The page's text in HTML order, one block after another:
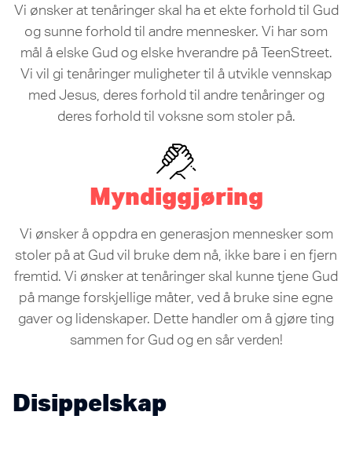
Vi ønsker at tenåringer skal ha et ekte forhold til Gud
og sunne forhold til andre mennesker. Vi har som
mål å elske Gud og elske hverandre på TeenStreet.
Vi vil gi tenåringer muligheter til å utvikle vennskap
med Jesus, deres forhold til andre tenåringer og
deres forhold til voksne som stoler på.
Myndiggjøring
Vi ønsker å oppdra en generasjon mennesker som
stoler på at Gud vil bruke dem nå, ikke bare i en fjern
fremtid. Vi ønsker at tenåringer skal kunne tjene Gud
på mange forskjellige måter, ved å bruke sine egne
gaver og lidenskaper. Dette handler om å gjøre ting
sammen for Gud og en sår verden!
Disippelskap